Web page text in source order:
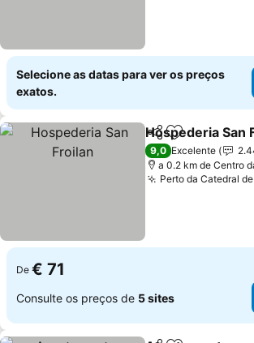
Selecione as datas para ver os preços
exatos.
PartilharAdicionar
Hospederia San
9,0 Excelente
a 0.2 km de Centro
Perto da Catedral
De € 71
Consulte os preços de 5 sites